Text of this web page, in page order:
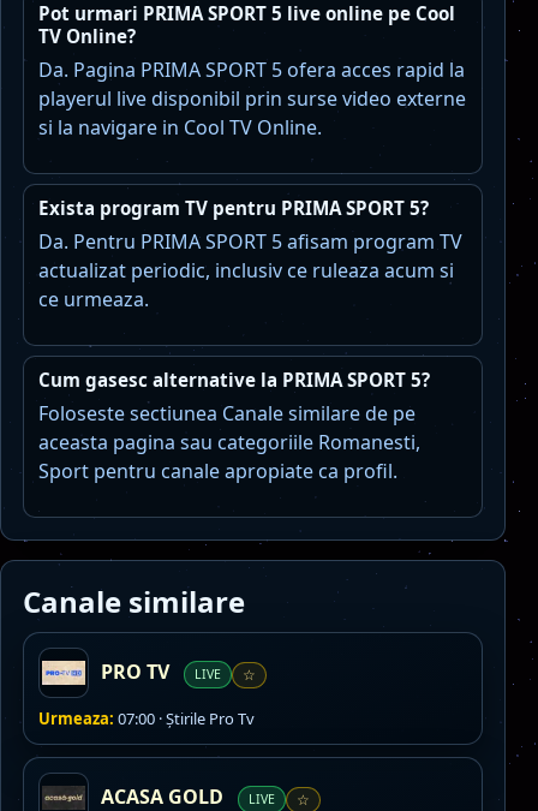
Pot urmari PRIMA SPORT 5 live online pe Cool
TV Online?
Da. Pagina PRIMA SPORT 5 ofera acces rapid la
playerul live disponibil prin surse video externe
si la navigare in Cool TV Online.
Exista program TV pentru PRIMA SPORT 5?
Da. Pentru PRIMA SPORT 5 afisam program TV
actualizat periodic, inclusiv ce ruleaza acum si
ce urmeaza.
Cum gasesc alternative la PRIMA SPORT 5?
Foloseste sectiunea Canale similare de pe
aceasta pagina sau categoriile Romanesti,
Sport pentru canale apropiate ca profil.
Canale similare
PRO TV LIVE ☆
Urmeaza: 07:00 · Ştirile Pro Tv
ACASA GOLD LIVE ☆